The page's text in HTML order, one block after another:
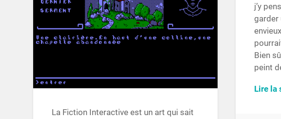
La Fiction Interactive est un art qui sait
j’y
garder
Bien
peint
Lire la